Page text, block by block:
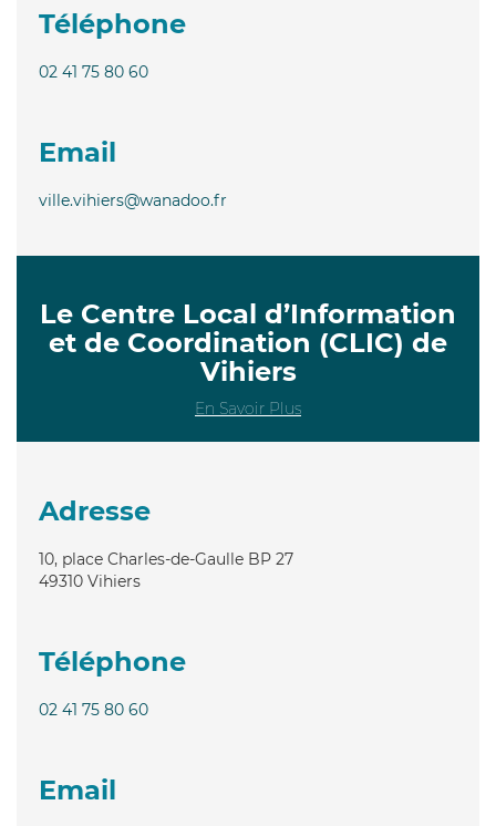
Téléphone
02 41 75 80 60
Email
ville.vihiers@wanadoo.fr
Le Centre Local d’Information
et de Coordination (CLIC) de
Vihiers
En Savoir Plus
Adresse
10, place Charles-de-Gaulle BP 27
49310 Vihiers
Téléphone
02 41 75 80 60
Email